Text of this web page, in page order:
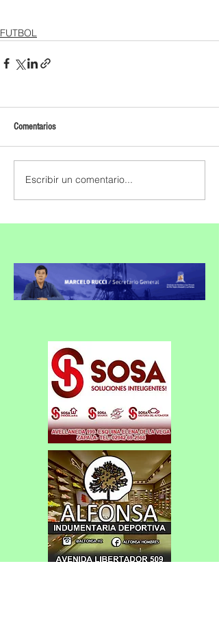
FUTBOL
Comentarios
Escribir un comentario...